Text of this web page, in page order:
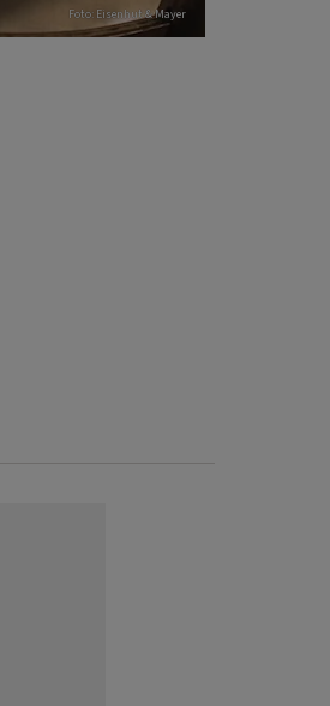
Foto: Eisenhut & Mayer